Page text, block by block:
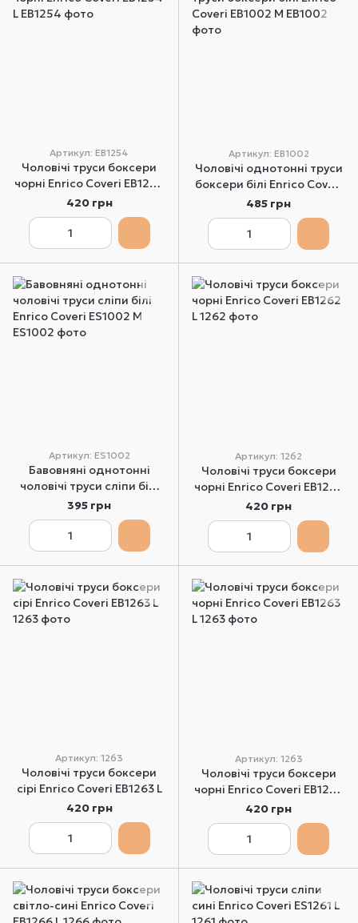
Артикул: EB1254
Чоловічі труси боксери
чорні Enrico Coveri EB1254
L
420 грн
Артикул: EB1002
Чоловічі однотонні труси
боксери білі Enrico Coveri
EB1002 M
485 грн
Артикул: ES1002
Бавовняні однотонні
чоловічі труси сліпи білі
Enrico Coveri ES1002 M
395 грн
Артикул: 1262
Чоловічі труси боксери
чорні Enrico Coveri EВ1262
L
420 грн
Артикул: 1263
Чоловічі труси боксери
сірі Enrico Coveri EВ1263 L
420 грн
Артикул: 1263
Чоловічі труси боксери
чорні Enrico Coveri EВ1263
L
420 грн